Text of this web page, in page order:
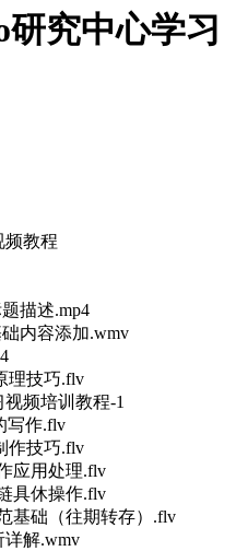
研究中心学习
频教程
描述.mp4
内容添加.wmv
理技巧.flv
写作.flv
作技巧.flv
应用处理.flv
具休操作.flv
基础（往期转存）.flv
详解.wmv